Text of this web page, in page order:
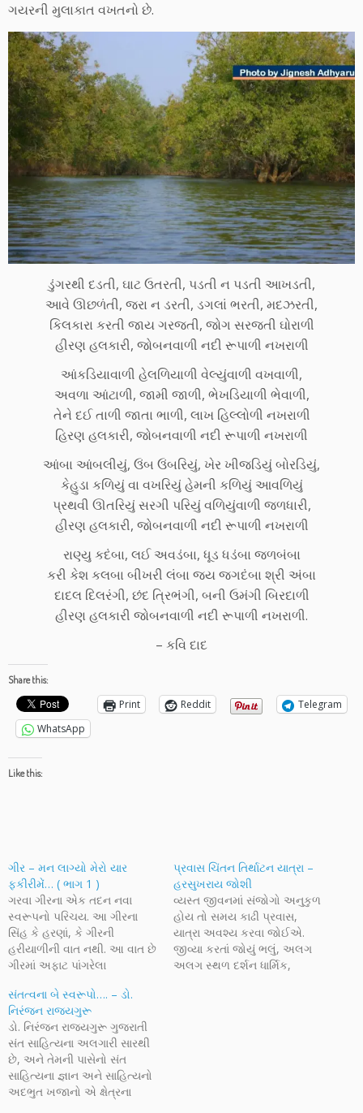
ગયરની મુલાકાત વખતનો છે.
ડુંગરથી દડતી, ઘાટ ઉતરતી, પડતી ન પડતી આખડતી,
આવે ઊછળંતી, જરા ન ડરતી, ડગલાં ભરતી, મદઝરતી,
કિલકારા કરતી જાય ગરજતી, જોગ સરજતી ઘોરાળી
હીરણ હલકારી, જોબનવાળી નદી રૂપાળી નખરાળી
આંકડિયાવાળી હેલળિયાળી વેલ્યુંવાળી વખવાળી,
અવળા આંટાળી, જામી જાળી, ભેખડિયાળી ભેવાળી,
તેને દઈ તાળી જાતા ભાળી, લાખ હિલ્લોળી નખરાળી
હિરણ હલકારી, જોબનવાળી નદી રૂપાળી નખરાળી
આંબા આંબલીયું, ઉંબ ઉંબરિયું, ખેર ખીજડિયું બોરડિયું,
કેહુડા કળિયું વા વખરિયું હેમની કળિયું આવળિયું
પ્રથવી ઊતરિયું સરગી પરિયું વળિયુંવાળી જળધારી,
હીરણ હલકારી, જોબનવાળી નદી રૂપાળી નખરાળી
રાણ્યુ કદંબા, લઈ અવડંબા, ધૂડ ધડંબા જળબંબા
કરી કેશ કલબા બીખરી લંબા જય જગદંબા શ્રી અંબા
દાદલ દિલરંગી, છંદ ત્રિભંગી, બની ઉમંગી બિરદાળી
હીરણ હલકારી જોબનવાળી નદી રૂપાળી નખરાળી.
– કવિ દાદ
Share this:
Print Reddit
Telegram
WhatsApp
Like this:
ગીર – મન લાગ્યો મેરો યાર
ફકીરીમેં… ( ભાગ 1 )
ગરવા ગીરના એક તદન નવા
સ્વરૂપનો પરિચય. આ ગીરના
સિંહ કે હરણાં, કે ગીરની
હરીયાળીની વાત નથી. આ વાત છે
ગીરમાં અફાટ પાંગરેલા
અને ગીરની સ્વાભાવિક ફકીરીની.
માણો અમારો ગીરનો અનોખો
અનુભવ.
પ્રવાસ ચિંતન તિર્થાટન યાત્રા –
હરસુખરાય જોશી
વ્યસ્ત જીવનમાં સંજોગો અનુકુળ
હોય તો સમય કાઢી પ્રવાસ,
યાત્રા અવશ્ય કરવા જોઈએ.
જીવ્યા કરતાં જોયું ભલું, અલગ
અલગ સ્થળ દર્શન ધાર્મિક,
સંતત્વના બે સ્વરૂપો…. – ડો.
નિરંજન રાજ્યગુરૂ
ડો. નિરંજન રાજ્યગુરૂ ગુજરાતી
સંત સાહિત્યના અલગારી સારથી
છે, અને તેમની પાસેનો સંત
સાહિત્યના જ્ઞાન અને સાહિત્યનો
અદભુત ખજાનો એ ક્ષેત્રના